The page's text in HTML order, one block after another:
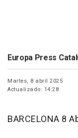
Europa Press
Martes, 8 abril 2025
Actualizado: 14:28
BARCELONA 8